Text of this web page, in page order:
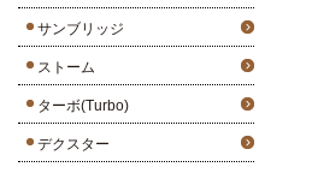
サンブリッジ
ストーム
ターボ(Turbo)
デクスター